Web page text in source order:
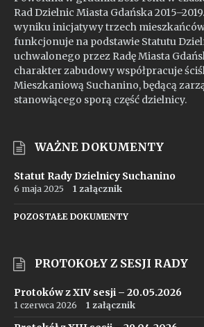
Rad Dzielnic Miasta Gdańska
wyniku inicjatywy trzech
funkcjonuje na podstawie Statutu
uchwalonego przez Radę Miasta
charakter zabudowy współpracuje
Mieszkaniową Suchanino, będącą
stanowiącego sporą część dzielnicy.
WAŻNE DOKUMENTY
Statut Rady Dzielnicy Suchanino
6 maja 2025 1 załącznik
POZOSTAŁE DOKUMENTY
PROTOKOŁY Z SESJI RADY
Protoków z XIV sesji – 20.05.2026
1 czerwca 2026 1 załącznik